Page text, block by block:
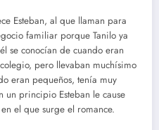
Esteban, al que llaman para
familiar porque Tanilo ya
se conocían de cuando eran
pero llevaban muchísimo
eran pequeños, tenía muy
un principio Esteban le cause
el que surge el romance.